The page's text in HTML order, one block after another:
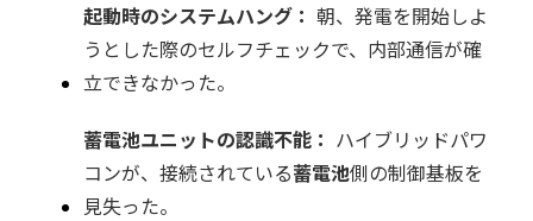
起動時のシステムハング： 朝、発電を開始しよ
うとした際のセルフチェックで、内部通信が確
立できなかった。
蓄電池ユニットの認識不能： ハイブリッドパワ
コンが、接続されている蓄電池側の制御基板を
見失った。